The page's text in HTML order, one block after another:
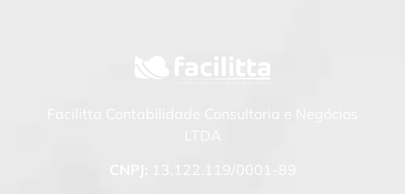
Facilitta Contabilidade Consultoria e Negócios
13.122.119/0001-89